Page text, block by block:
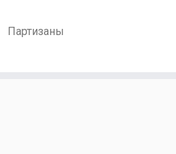
Партизаны